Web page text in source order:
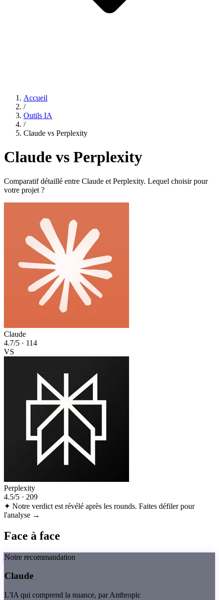
Accueil
/
Outils IA
/
Claude vs Perplexity
Claude vs Perplexity
Comparatif détaillé entre Claude et Perplexity. Lequel choisir pour
votre projet ?
Claude
4.7/5 · 114
VS
Perplexity
4.5/5 · 209
✦ Notre verdict est révélé après les rounds. Faites défiler pour
l'analyse →
Face à face
Notre recommandation
Claude
L'IA qui comprend la nuance, par Anthropic